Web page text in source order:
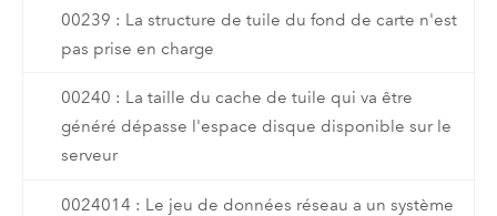
00239 : La structure de tuile du fond de carte n'est
pas prise en charge
00240 : La taille du cache de tuile qui va être
généré dépasse l'espace disque disponible sur le
serveur
0024014 : Le jeu de données réseau a un système